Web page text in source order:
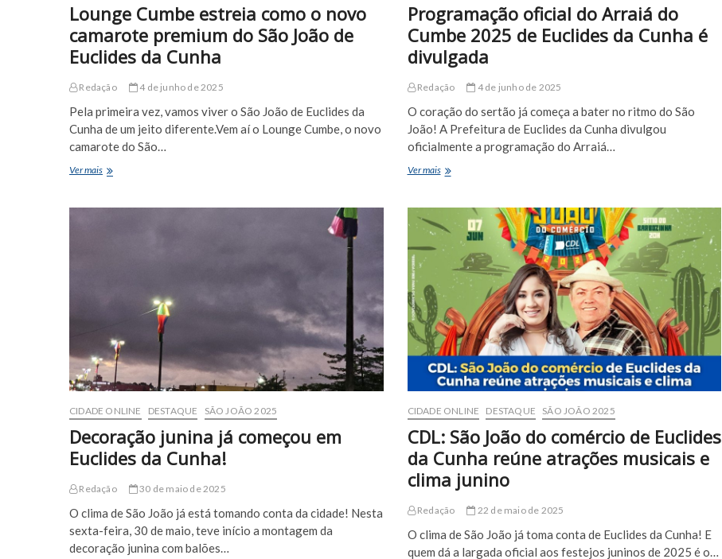
Lounge Cumbe estreia como o novo
camarote premium do São João de
Euclides da Cunha
Redação 4 de junho de 2025
Pela primeira vez, vamos viver o São João de Euclides da
Cunha de um jeito diferente.Vem aí o Lounge Cumbe, o novo
camarote do São…
Ver maisLounge
como
Euclides
da
Cunha
Programação oficial do Arraiá do
Cumbe 2025 de Euclides da Cunha é
divulgada
Redação 4 de junho de 2025
O coração do sertão já começa a bater no ritmo do São
João! A Prefeitura de Euclides da Cunha divulgou
oficialmente a programação do Arraiá…
Ver maisProgramação
Arraiá
do
Cumbe
2025
Euclides
da
Cunha
é
divulgada
CIDADE ONLINE DESTAQUE SÃO JOÃO 2025
Decoração junina já começou em
Euclides da Cunha!
Redação 30 de maio de 2025
O clima de São João já está tomando conta da cidade! Nesta
sexta-feira, 30 de maio, teve início a montagem da
decoração junina com balões…
CIDADE ONLINE DESTAQUE SÃO JOÃO 2025
CDL: São João do comércio de Euclides
da Cunha reúne atrações musicais e
clima junino
Redação 22 de maio de 2025
O clima de São João já toma conta de Euclides da Cunha! E
quem dá a largada oficial aos festejos juninos de 2025 é o…